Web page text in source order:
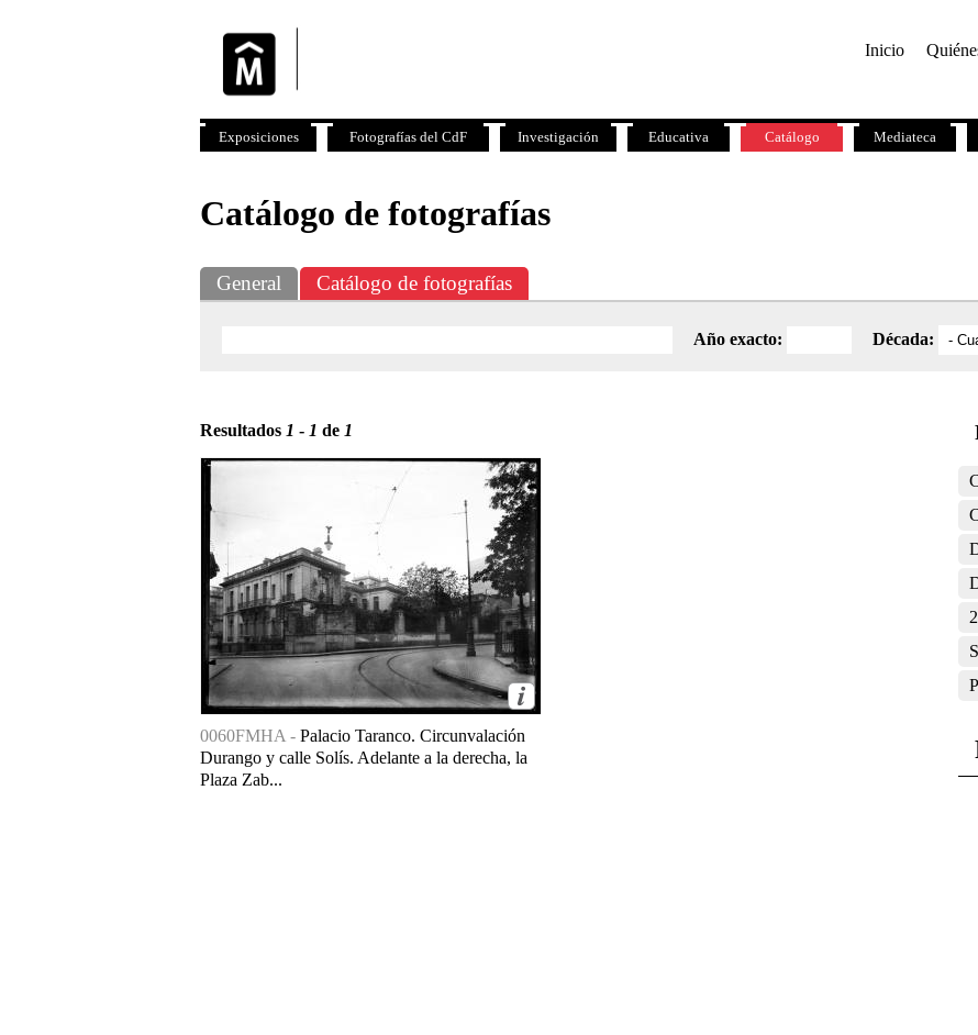
Inicio
Catálogo de fotografías
General Catálogo de fotografías
Año exacto: Década:
Resultados 1 - 1 de 1
0060FMHA - Palacio Taranco. Circunvalación
Durango y calle Solís. Adelante a la derecha, la
Plaza Zab...
Exposiciones Fotografías del CdF Investigación Educativa Catálogo Mediateca